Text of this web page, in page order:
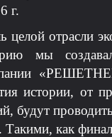
г.
целой отрасли
мы
истории,
будут
как